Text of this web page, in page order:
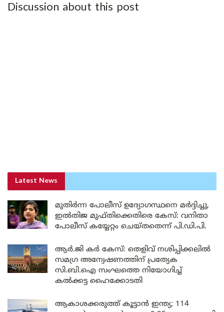
Discussion about this post
Latest News
മുതിർന്ന പോലീസ് ഉദ്യോഗസ്ഥനെ മർദ്ദിച്ചു,
ഇൽതിജ മുഫ്തിക്കെതിരെ കേസ്: വനിതാ
പോലീസ് കയ്യേറ്റം ചെയ്തതെന്ന് പി.ഡി.പി.
ആർ.ജി കർ കേസ്: തെളിവ് നശിപ്പിക്കലിൽ
സമഗ്ര അന്വേഷണത്തിന് പ്രത്യേക
സി.ബി.ഐ സംഘത്തെ നിയോഗിച്ച്
കൽക്കട്ട ഹൈക്കോടതി
ആകാശക്കരുത്ത് കൂട്ടാൻ ഇന്ത്യ; 114